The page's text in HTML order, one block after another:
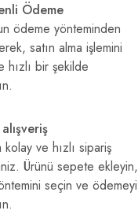
Ödeme
ödeme yönteminden
satın alma işlemini
hızlı bir şekilde
alışveriş
kolay ve hızlı sipariş
Ürünü sepete ekleyin,
seçin ve ödemeyi